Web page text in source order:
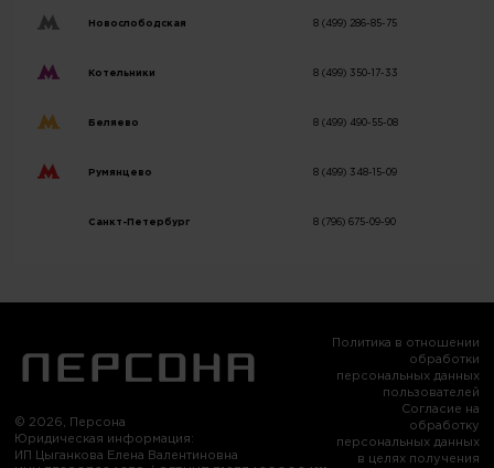
Новослободская 8 (499) 286-85-75
Котельники 8 (499) 350-17-33
Беляево 8 (499) 490-55-08
Румянцево 8 (499) 348-15-09
Санкт-Петербург 8 (796) 675-09-90
© 2026, Персона
Юридическая информация:
ИП Цыганкова Елена Валентиновна
Политика в отношении
обработки
персональных данных
пользователей
Согласие на
обработку
персональных данных
в целях получения